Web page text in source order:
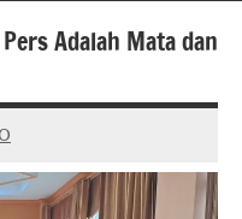
Adalah Mata dan